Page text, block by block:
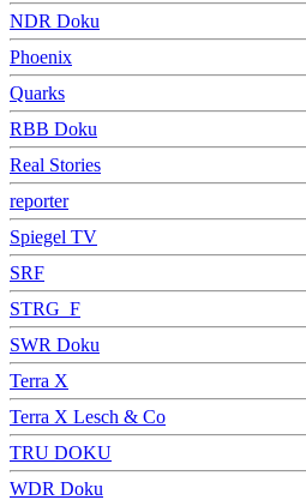
NDR Doku
Phoenix
Quarks
RBB Doku
Real Stories
reporter
Spiegel TV
SRF
STRG_F
SWR Doku
Terra X
Terra X Lesch & Co
TRU DOKU
WDR Doku